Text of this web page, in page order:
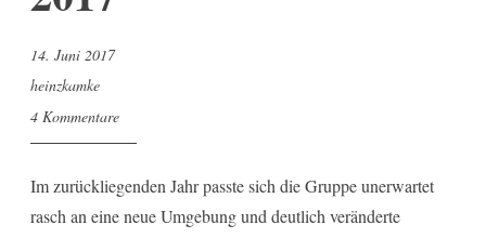
14. Juni 2017
heinzkamke
4 Kommentare
Im zurückliegenden Jahr passte sich die Gruppe unerwartet
rasch an eine neue Umgebung und deutlich veränderte